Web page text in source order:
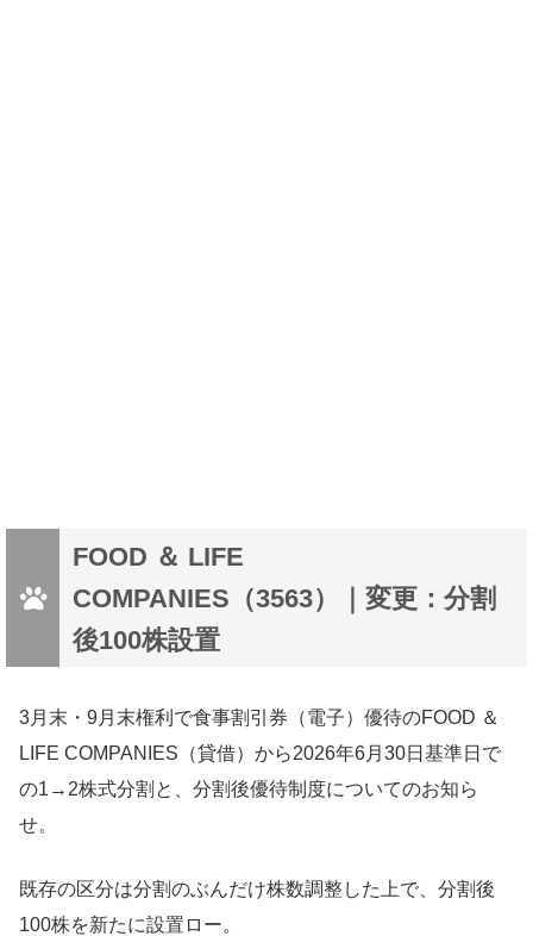
FOOD ＆ LIFE
COMPANIES（3563）｜変更：分割
後100株設置
3月末・9月末権利で食事割引券（電子）優待のFOOD ＆
LIFE COMPANIES（貸借）から2026年6月30日基準日で
の1→2株式分割と、分割後優待制度についてのお知ら
せ。
既存の区分は分割のぶんだけ株数調整した上で、分割後
100株を新たに設置ロー。